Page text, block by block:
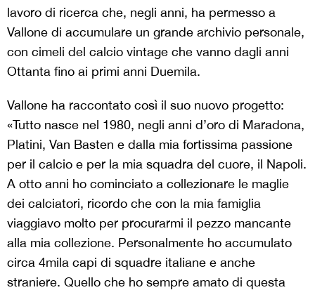
lavoro di ricerca che, negli anni, ha permesso a
Vallone di accumulare un grande archivio personale,
con cimeli del calcio vintage che vanno dagli anni
Ottanta fino ai primi anni Duemila.
Vallone ha raccontato così il suo nuovo progetto:
«Tutto nasce nel 1980, negli anni d’oro di Maradona,
Platini, Van Basten e dalla mia fortissima passione
per il calcio e per la mia squadra del cuore, il Napoli.
A otto anni ho cominciato a collezionare le maglie
dei calciatori, ricordo che con la mia famiglia
viaggiavo molto per procurarmi il pezzo mancante
alla mia collezione. Personalmente ho accumulato
circa 4mila capi di squadre italiane e anche
straniere. Quello che ho sempre amato di questa